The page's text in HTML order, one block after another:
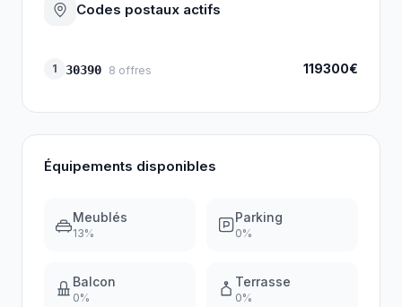
Codes postaux actifs
1 30390 8 offres 119300€
Équipements disponibles
Meublés
13%
Parking
0%
Balcon
0%
Terrasse
0%